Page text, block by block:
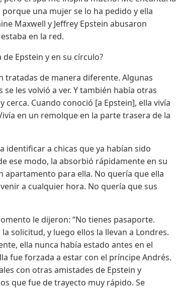
porque una mujer se lo ha pedido y ella
Maxwell y Jeffrey Epstein abusaron
en la red.
Epstein y en su círculo?
tratadas de manera diferente. Algunas
les volvió a ver. Y también había otras
Cuando conoció [a Epstein], ella vivía
en un remolque en la parte trasera de la
identificar a chicas que ya habían sido
ese modo, la absorbió rápidamente en su
apartamento para ella. No quería que ella
a cualquier hora. No quería que sus
le dijeron: “No tienes pasaporte.
solicitud, y luego ellos la llevan a Londres.
ella nunca había estado antes en el
fue forzada a estar con el príncipe Andrés.
con otras amistades de Epstein y
que fue de trayecto muy rápido. Se